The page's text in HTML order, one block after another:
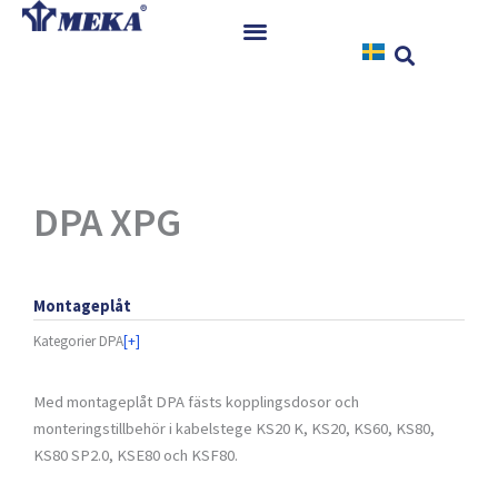
Hoppa
Nedladdningar
Kontakt
DPA XPG
Montageplåt
Kategorier DPA[+]
Med montageplåt DPA fästs kopplingsdosor och
monteringstillbehör i kabelstege KS20 K, KS20, KS60, KS80,
KS80 SP2.0, KSE80 och KSF80.